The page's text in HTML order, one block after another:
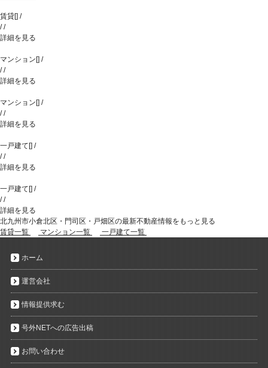
賃貸[] /
//
詳細を見る
マンション [] /
//
詳細を見る
マンション [] /
//
詳細を見る
一戸建て [] /
//
詳細を見る
一戸建て [] /
//
詳細を見る
北九州市小倉北区・門司区・戸畑区の最新不動産情報をもっと見る
賃貸一覧
マンション一覧 一戸建て一覧
ホーム
運営会社
情報提供求む
号外NETへの広告出稿
お問い合わせ